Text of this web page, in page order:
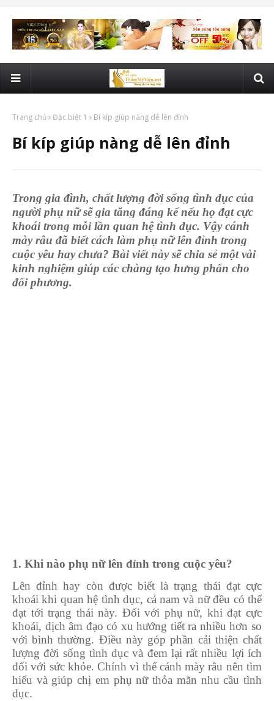
Trang chủ Đặc biệt 1 Bí kíp giúp nàng dễ lên đỉnh
Bí kíp giúp nàng dễ lên đỉnh
Trong gia đình, chất lượng đời sống tình dục của
người phụ nữ sẽ gia tăng đáng kể nếu họ đạt cực
khoái trong mỗi lần quan hệ tình dục. Vậy cánh
mày râu đã biết cách làm phụ nữ lên đỉnh trong
cuộc yêu hay chưa? Bài viết này sẽ chia sẻ một vài
kinh nghiệm giúp các chàng tạo hưng phấn cho
đối phương.
1. Khi nào phụ nữ lên đỉnh trong cuộc yêu?
Lên đỉnh hay còn được biết là trạng thái đạt cực
khoái khi quan hệ tình dục, cả nam và nữ đều có thể
đạt tới trạng thái này. Đối với phụ nữ, khi đạt cực
khoái, dịch âm đạo có xu hướng tiết ra nhiều hơn so
với bình thường. Điều này góp phần cải thiện chất
lượng đời sống tình dục và đem lại rất nhiều lợi ích
đối với sức khỏe. Chính vì thế cánh mày râu nên tìm
hiểu và giúp chị em phụ nữ thỏa mãn nhu cầu tình
dục.